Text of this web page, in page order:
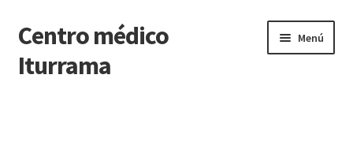
Ir
a
la
Ir
al
contenido
Centro médico
Iturrama
Menú